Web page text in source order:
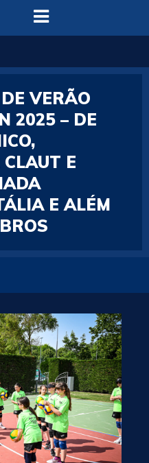
VERÃO
2025 – DE
E
E ALÉM